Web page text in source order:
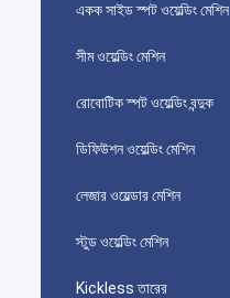
একক সাইড স্পট ওয়েল্ডিং মেশিন
সীম ওয়েল্ডিং মেশিন
রোবোটিক স্পট ওয়েল্ডিং বন্দুক
ডিফিউশন ওয়েল্ডিং মেশিন
লেজার ওয়েল্ডার মেশিন
স্টুড ওয়েল্ডিং মেশিন
Kickless তারের